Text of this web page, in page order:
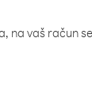
na vaš račun